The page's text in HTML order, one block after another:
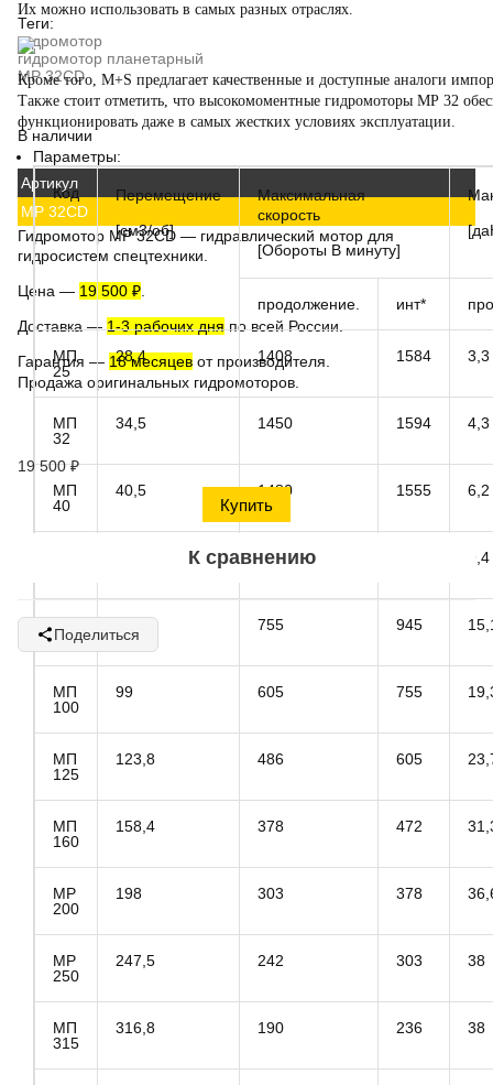
Теги:
гидромотор
гидромотор планетарный
MP 32CD
В наличии
Артикул
MP 32CD
Гидромотор MP 32CD — гидравлический мотор для
гидросистем спецтехники.
Цена — 19 500 ₽
Доставка—1-3 рабочих дняпо всей России.
Гарантия — 18 месяцев от производителя.
Продажа оригинальных гидромоторов.
19 500₽
К сравнению
Поделиться
Их можно использовать в самых разных отраслях.
Кроме того, M+S предлагает качественные и доступные аналоги
Также стоит отметить, что высокомоментные гидромоторы MP 32
функционировать даже в самых жестких условиях эксплуатации.
Параметры:
Код
Перемещение
[см3/об]
Максимальная
скорость
[Обороты В минуту]
продолжение. инт*
МП
25
28,4 1408 1584 3,3
МП
32
34,5 1450 1594 4,3
МП
40
40,5 1480 1555 6,2
1210 9,4
МП
80
755 945
МП
100
99 605 755
МП
125
123,8 486 605
МП
160
158,4 378 472
MP
200
198 303 378
MP
250
247,5 242 303 38
МП
315
316,8 190 236 38